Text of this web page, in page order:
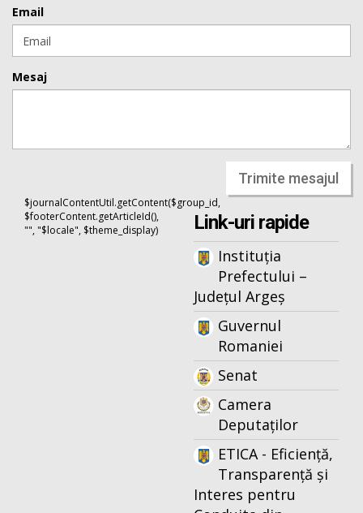
Email
Mesaj
Trimite mesajul
$journalContentUtil.getContent($group_id,
$footerContent.getArticleId(),
"", "$locale", $theme_display)
Link-uri rapide
Instituția
Prefectului –
Județul Argeș
Guvernul
Romaniei
Senat
Camera
Deputaților
ETICA - Eficiență,
Transparență și
Interes pentru